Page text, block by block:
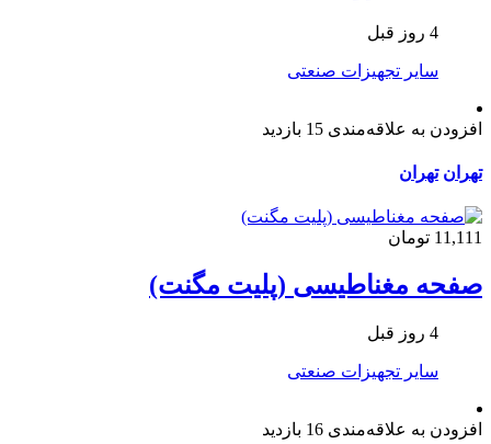
4 روز قبل
سایر تجهیزات صنعتی
افزودن به علاقه‌مندی 15 بازدید
تهران تهران
11,111 تومان
صفحه مغناطیسی (پلیت مگنت)
4 روز قبل
سایر تجهیزات صنعتی
افزودن به علاقه‌مندی 16 بازدید